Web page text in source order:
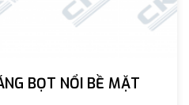
BỌT NỔI BỀ MẶT